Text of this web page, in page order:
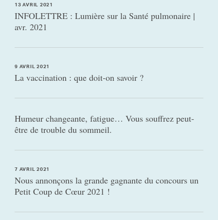
13 AVRIL 2021
INFOLETTRE : Lumière sur la Santé pulmonaire |
avr. 2021
9 AVRIL 2021
La vaccination : que doit-on savoir ?
Humeur changeante, fatigue… Vous souffrez peut-
être de trouble du sommeil.
7 AVRIL 2021
Nous annonçons la grande gagnante du concours un
Petit Coup de Cœur 2021 !